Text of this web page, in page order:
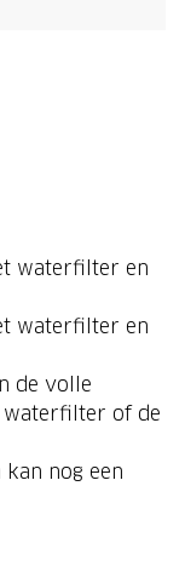
waterfilter en
waterfilter en
de volle
waterfilter of de
nog een